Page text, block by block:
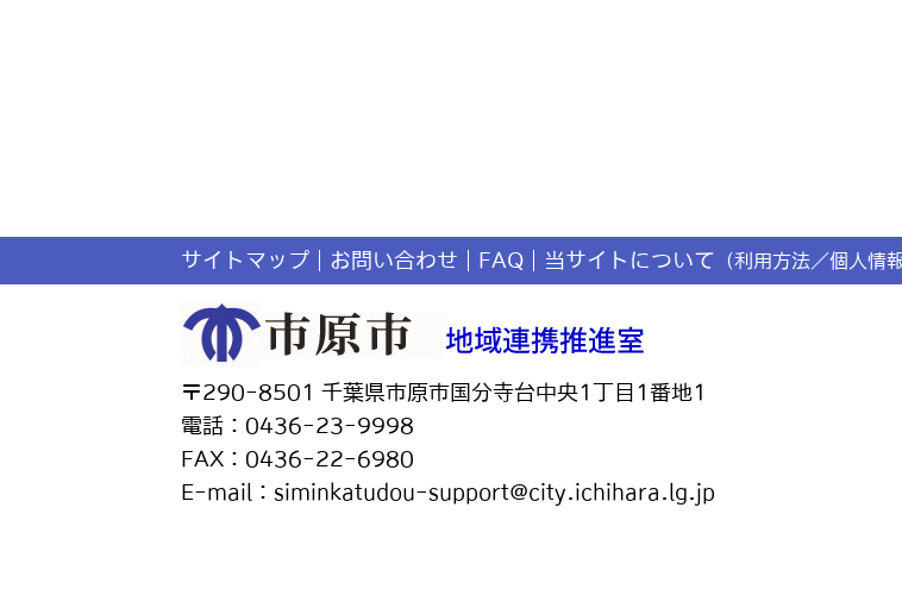
サイトマップ お問い合わせ FAQ 当サイトについて （利用方法／個人情
〒290-8501 千葉県市原市国分寺台中央1丁目1番地1
電話：0436-23-9998
FAX：0436-22-6980
E-mail：siminkatudou-support@city.ichihara.lg.jp